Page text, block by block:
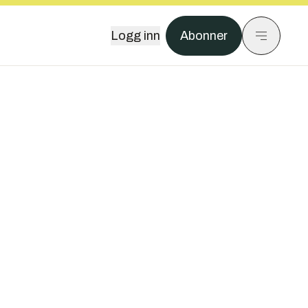
Logg inn Abonner